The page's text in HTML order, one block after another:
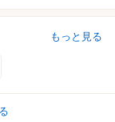
もっと見る